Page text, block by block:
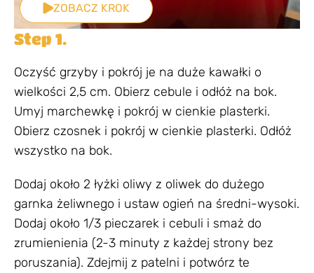
ZOBACZ KROK
Step 1.
Oczyść grzyby i pokrój je na duże kawałki o
wielkości 2,5 cm. Obierz cebule i odłóż na bok.
Umyj marchewkę i pokrój w cienkie plasterki.
Obierz czosnek i pokrój w cienkie plasterki. Odłóż
wszystko na bok.
Dodaj około 2 łyżki oliwy z oliwek do dużego
garnka żeliwnego i ustaw ogień na średni-wysoki.
Dodaj około 1/3 pieczarek i cebuli i smaż do
zrumienienia (2-3 minuty z każdej strony bez
poruszania). Zdejmij z patelni i potwórz te